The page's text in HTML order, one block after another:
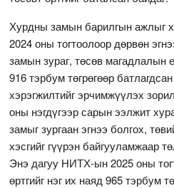
Хурдны замын барилгын ажлыг
2024 оны тогтоолоор дөрвөн
замын зураг, төсөв магадлалын
916 тэрбум төгрөгөөр
хэрэгжилтийг эрчимжүүлэх
оны нэгдүгээр сарын ээлжит
замыг зургаан эгнээ болгох,
хэсгийг гүүрэн байгууламжаар
Энэ дагуу НИТХ-ын 2025 оны
өртгийг нэг их наяд 965 тэрбум